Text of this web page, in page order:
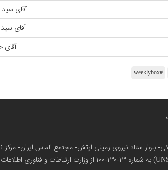
آقای
آقای
آقای
#weeklybox
بلوار ستاد نیروی زمینی ارتش- مجتمع الماس ایران- مرکز
از وزارت ارتباطات و فناوری